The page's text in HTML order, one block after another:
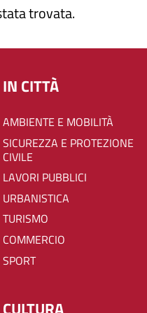
trovata.
IN CITTÀ
AMBIENTE E MOBILITÀ
SICUREZZA E PROTEZIONE
CIVILE
LAVORI PUBBLICI
URBANISTICA
TURISMO
COMMERCIO
SPORT